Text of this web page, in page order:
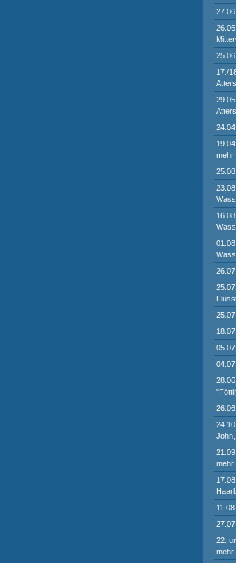
17./
mehr
mehr
22.
mehr